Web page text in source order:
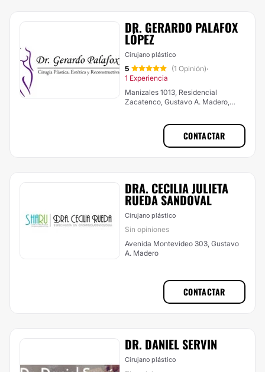
DR. GERARDO PALAFOX
LÓPEZ
Cirujano plástico
5 (1 Opinión)·
1 Experiencia
Manizales 1013, Residencial
Zacatenco, Gustavo A. Madero,
CONTACTAR
DRA. CECILIA JULIETA
RUEDA SANDOVAL
Cirujano plástico
Sin opiniones
Avenida Montevideo 303, Gustavo
A. Madero
CONTACTAR
DR. DANIEL SERVIN
Cirujano plástico